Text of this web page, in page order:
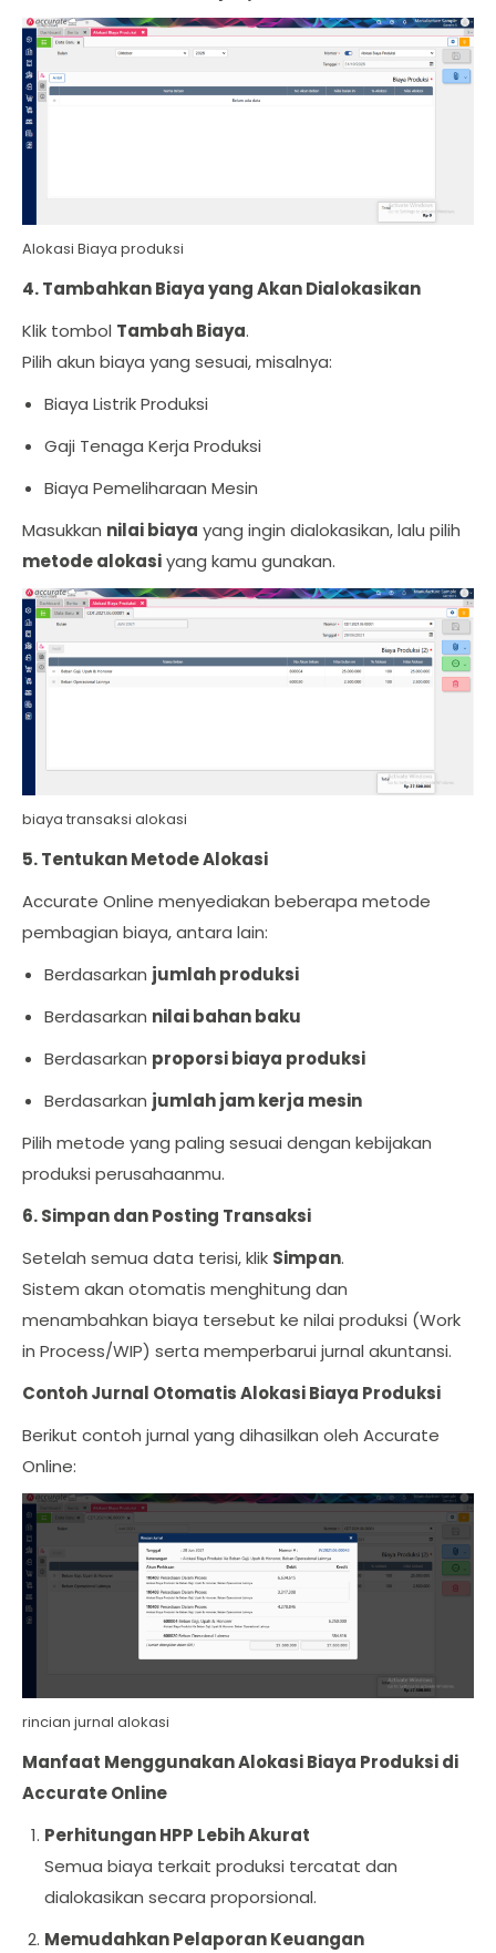
Alokasi Biaya produksi
4. Tambahkan Biaya yang Akan Dialokasikan
Klik tombol Tambah Biaya.
Pilih akun biaya yang sesuai, misalnya:
Biaya Listrik Produksi
Gaji Tenaga Kerja Produksi
Biaya Pemeliharaan Mesin
Masukkan nilai biaya yang ingin dialokasikan, lalu pilih
metode alokasiyang kamu gunakan.
biaya transaksi alokasi
5. Tentukan Metode Alokasi
Accurate Online menyediakan beberapa metode
pembagian biaya, antara lain:
Berdasarkan jumlah produksi
Berdasarkan nilai bahan baku
Berdasarkan proporsi biaya produksi
Berdasarkan jumlah jam kerja mesin
Pilih metode yang paling sesuai dengan kebijakan
produksi perusahaanmu.
6. Simpan dan Posting Transaksi
Setelah semua data terisi, klik Simpan.
Sistem akan otomatis menghitung dan
menambahkan biaya tersebut ke nilai produksi (Work
in Process/WIP) serta memperbarui jurnal akuntansi.
Contoh Jurnal Otomatis Alokasi Biaya Produksi
Berikut contoh jurnal yang dihasilkan oleh Accurate
Online:
rincian jurnal alokasi
Manfaat Menggunakan Alokasi Biaya Produksi di
Accurate Online
Perhitungan HPP Lebih Akurat
Semua biaya terkait produksi tercatat dan
dialokasikan secara proporsional.
Memudahkan Pelaporan Keuangan